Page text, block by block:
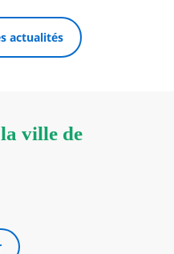
actualités
ville de